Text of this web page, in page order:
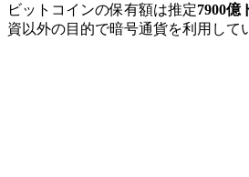
ビットコインの保有額は推定7900億
資以外の目的で暗号通貨を利用して